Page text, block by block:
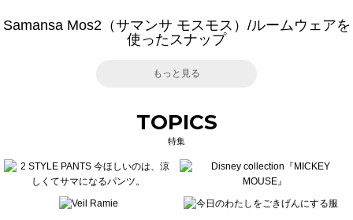
Samansa Mos2（サマンサ モスモス）/ルームウェアを
使ったスナップ
もっと見る
TOPICS
特集